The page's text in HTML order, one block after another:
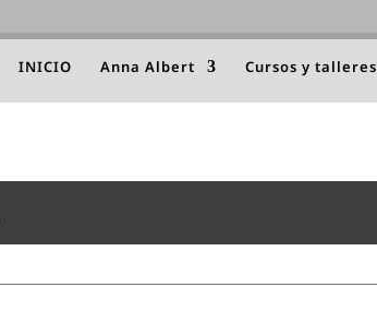
INICIO Anna Albert Cursos y talleres